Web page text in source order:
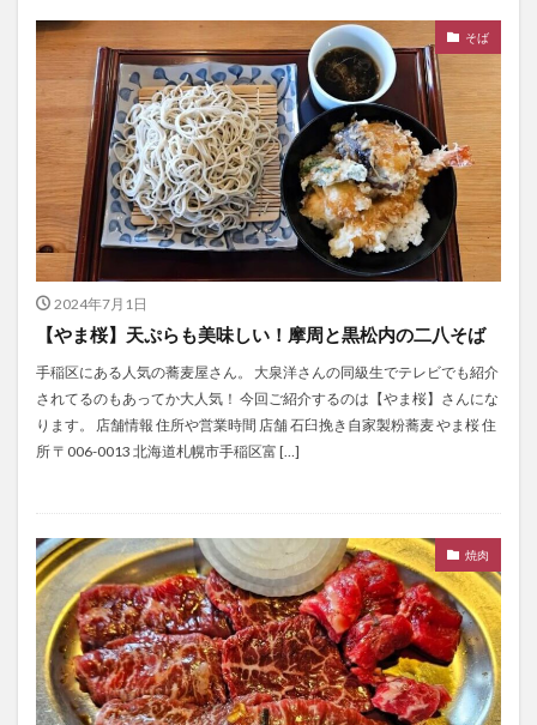
そば
2024年7月1日
【やま桜】天ぷらも美味しい！摩周と黒松内の二八そば
手稲区にある人気の蕎麦屋さん。 大泉洋さんの同級生でテレビでも紹介
されてるのもあってか大人気！ 今回ご紹介するのは【やま桜】さんにな
ります。 店舗情報 住所や営業時間 店舗 石臼挽き自家製粉蕎麦 やま桜 住
所 〒006-0013 北海道札幌市手稲区富 […]
焼肉